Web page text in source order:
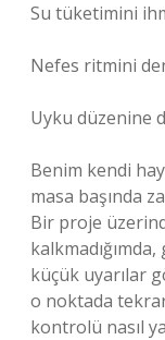
Su tüketimini
Nefes ritmini
Uyku düzenine
Benim kendi
masa başında
Bir proje
küçük uyarılar
o noktada
kontrolü nasıl